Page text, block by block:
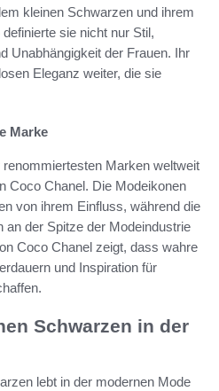
kleinen Schwarzen und ihrem
Unabhängigkeit der Frauen. Ihr
Eleganz weiter, die sie
Marke
Marken weltweit
Coco Chanel. Die Modeikonen
von ihrem Einfluss, während die
an der Spitze der Modeindustrie
Coco Chanel zeigt, dass wahre
und Inspiration für
Schwarzen in der
lebt in der modernen Mode